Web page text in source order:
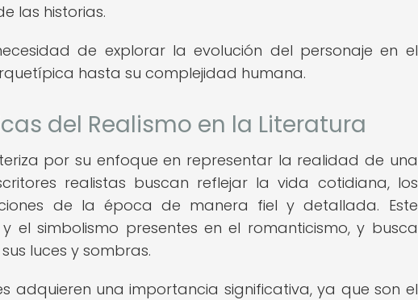
las historias.
de explorar la evolución del personaje en el
hasta su complejidad humana.
del Realismo en la Literatura
por su enfoque en representar la realidad de una
realistas buscan reflejar la vida cotidiana, los
de la época de manera fiel y detallada. Este
el simbolismo presentes en el romanticismo, y busca
luces y sombras.
adquieren una importancia significativa, ya que son el